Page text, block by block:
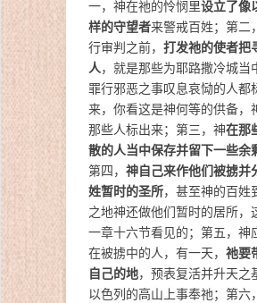
一，神在祂的怜悯里设立了像
样的守望者来警戒百姓；第二
行审判之前， 打发祂的使者把
人，就是那些为耶路撒冷城当
罪行邪恶之事叹息哀恸的人都
来，你看这是神何等的供备，
那些人标出来；第三，神在那
散的人当中保存并留下一些余
第四， 神自己来作他们被掳并
姓暂时的圣所，甚至神的百姓
之地神还做他们暂时的居所，
一章十六节看见的；第五，神
在被掳中的人，有一天， 祂要
自己的地，预表复活并升天之
以色列的高山上事奉祂；第六